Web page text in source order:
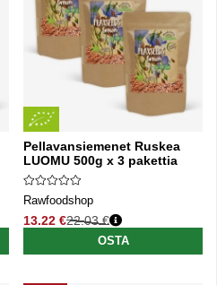
Pellavansiemenet Ruskea
LUOMU 500g x 3 pakettia
Rawfoodshop
13.22 €
Normaali hinta
22.03 €
OSTA